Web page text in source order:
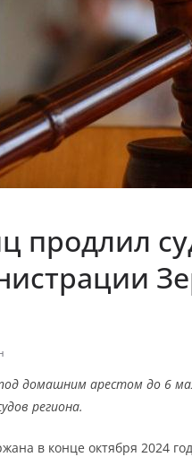
продлил
домашним арестом до 6
региона.
в конце октября 2024